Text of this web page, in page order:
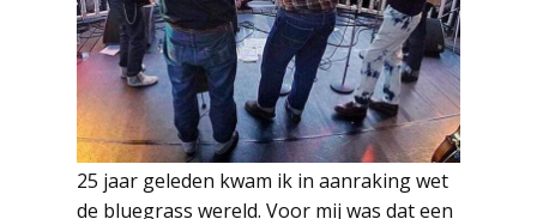
25 jaar geleden kwam ik in aanraking wet
de bluegrass wereld. Voor mij was dat een